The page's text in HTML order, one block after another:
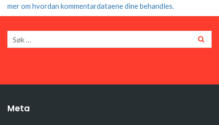
mer om hvordan kommentardataene dine behandles.
Meta